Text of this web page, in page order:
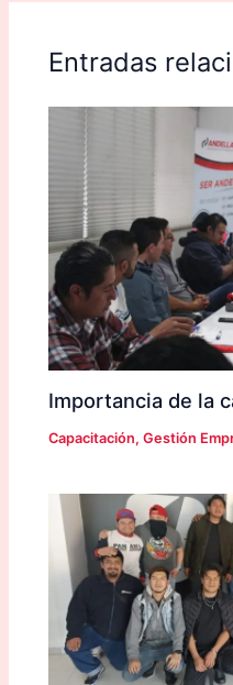
Entradas
Importancia de la
Capacitación,Gestión